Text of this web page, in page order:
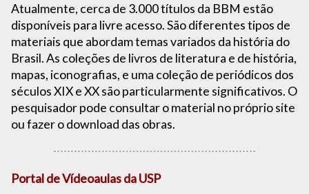
Atualmente, cerca de 3.000 títulos da BBM estão
disponíveis para livre acesso. São diferentes tipos de
materiais que abordam temas variados da história do
Brasil. As coleções de livros de literatura e de história,
mapas, iconografias, e uma coleção de periódicos dos
séculos XIX e XX são particularmente significativos. O
pesquisador pode consultar o material no próprio site
ou fazer o download das obras.
Portal de Vídeoaulas da USP